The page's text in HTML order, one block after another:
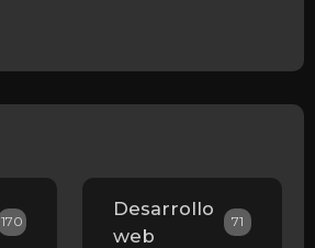
170
Desarrollo
web
71